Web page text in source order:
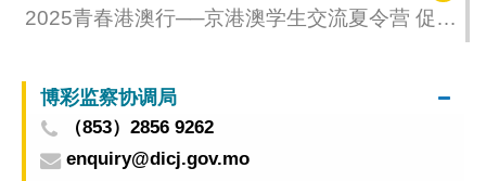
2025青春港澳行──京港澳学生交流夏令营 促三
博彩监察协调局
（853）2856 9262
enquiry@dicj.gov.mo